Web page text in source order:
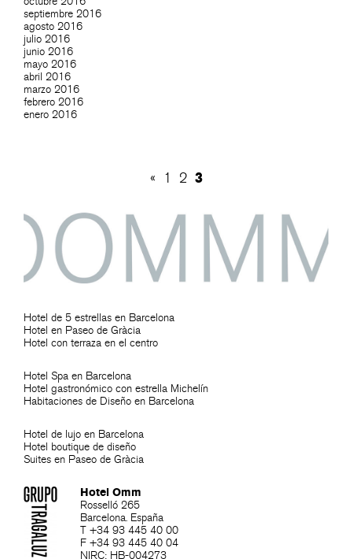
septiembre 2016
agosto 2016
julio 2016
junio 2016
mayo 2016
abril 2016
marzo 2016
febrero 2016
enero 2016
« 1 2 3
Hotel de 5 estrellas en Barcelona
Hotel en Paseo de Gràcia
Hotel con terraza en el centro
Hotel Spa en Barcelona
Hotel gastronómico con estrella Michelín
Habitaciones de Diseño en Barcelona
Hotel de lujo en Barcelona
Hotel boutique de diseño
Suites en Paseo de Gràcia
Hotel Omm
Rosselló 265
Barcelona. España
T +34 93 445 40 00
F +34 93 445 40 04
NIRC: HB-004273